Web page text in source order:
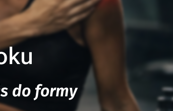
do formy